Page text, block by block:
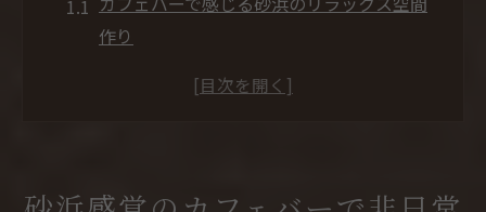
作り
ビーチ風カフェバーで日常を忘れる方法